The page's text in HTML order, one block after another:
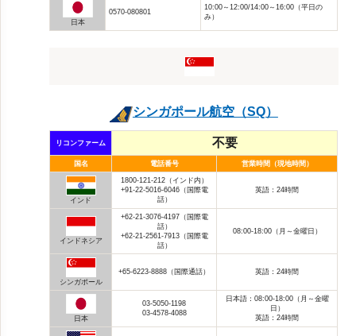
日本
0570-080801
10:00～12:00/14:00～16:00（平日の
み）
シンガポール航空（SQ）
リコンファーム 不要
国名 電話番号 営業時間（現地時間）
インド
1800-121-212（インド内）
+91-22-5016-6046（国際電
話）
英語：24時間
インドネシア
+62-21-3076-4197（国際電
話）
+62-21-2561-7913（国際電
話）
08:00-18:00（月～金曜日）
シンガポール
+65-6223-8888（国際通話） 英語：24時間
日本
03-5050-1198
03-4578-4088
日本語：08:00-18:00（月～金曜
日）
英語：24時間